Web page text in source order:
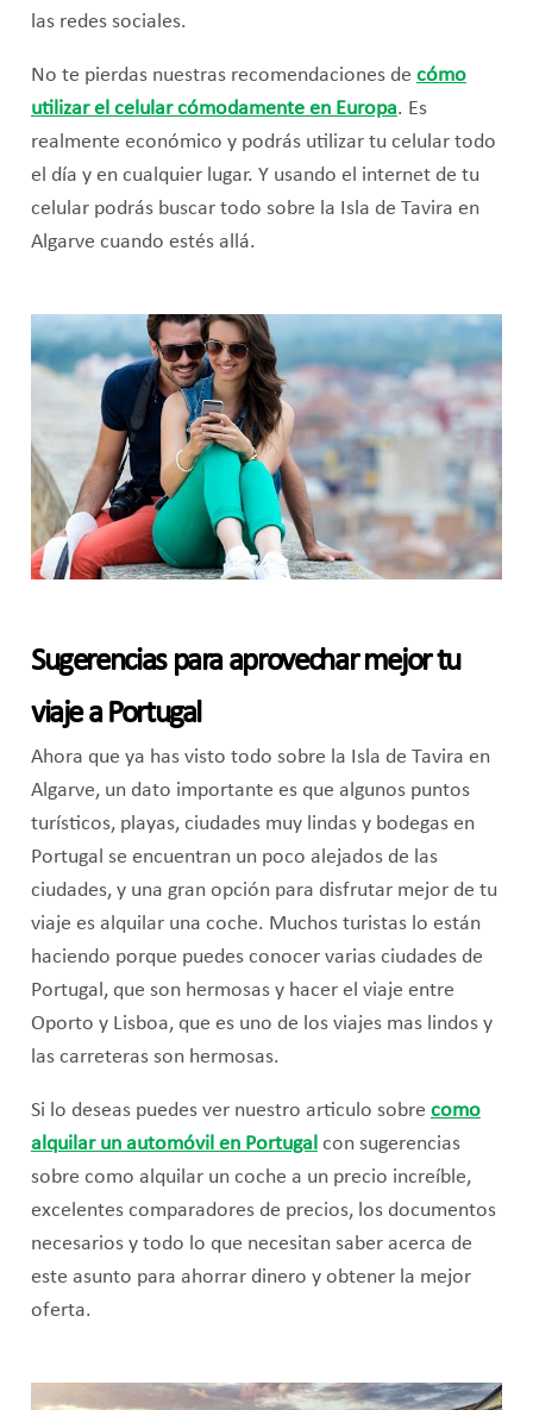
las redes sociales.
No te pierdas nuestras recomendaciones de cómo
utilizar el celular cómodamente en Europa. Es
realmente económico y podrás utilizar tu celular todo
el día y en cualquier lugar. Y usando el internet de tu
celular podrás buscar todo sobre la Isla de Tavira en
Algarve cuando estés allá.
Sugerencias para aprovechar mejor tu
viaje a Portugal
Ahora que ya has visto todo sobre la Isla de Tavira en
Algarve, un dato importante es que algunos puntos
turísticos, playas, ciudades muy lindas y bodegas en
Portugal se encuentran un poco alejados de las
ciudades, y una gran opción para disfrutar mejor de tu
viaje es alquilar una coche. Muchos turistas lo están
haciendo porque puedes conocer varias ciudades de
Portugal, que son hermosas y hacer el viaje entre
Oporto y Lisboa, que es uno de los viajes mas lindos y
las carreteras son hermosas.
Si lo deseas puedes ver nuestro articulo sobre como
alquilar un automóvil en Portugalcon sugerencias
sobre como alquilar un coche a un precio increíble,
excelentes comparadores de precios, los documentos
necesarios y todo lo que necesitan saber acerca de
este asunto para ahorrar dinero y obtener la mejor
oferta.